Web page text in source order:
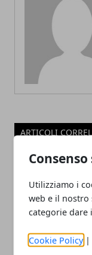
Utilizziamo i
web e il nostro
categorie dare
Cookie Policy |
ARTICOLI